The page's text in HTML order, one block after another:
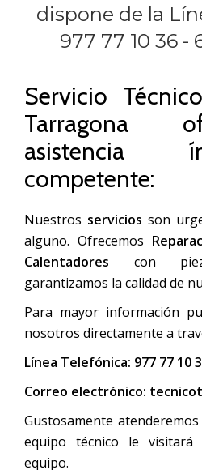
dispone de la
977 77 10 36 -
Servicio Técnico
Tarragona
asistencia
competente:
Nuestros servicios son
alguno. Ofrecemos
Calentadores con
garantizamos la calidad de
Para mayor información
nosotros directamente a
Línea Telefónica: 977 77 10
Correo electrónico:
Gustosamente
equipo técnico le
equipo.